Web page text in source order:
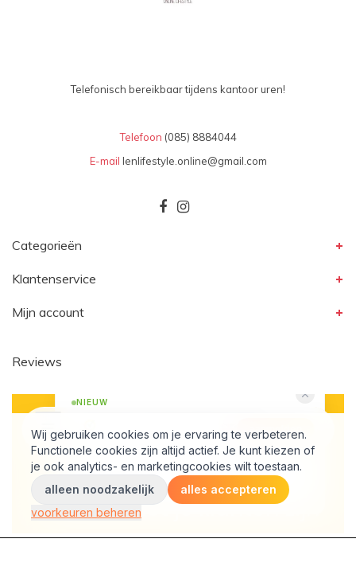
Telefonisch bereikbaar tijdens kantoor uren!
Telefoon (085) 8884044
E-mail lenlifestyle.online@gmail.com
Categorieën
Klantenservice
Mijn account
Reviews